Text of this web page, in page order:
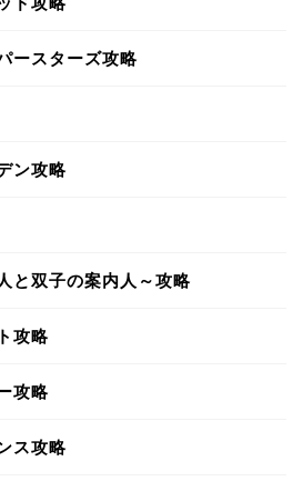
ースターズ攻略
ン攻略
と双子の案内人～攻略
攻略
攻略
ス攻略